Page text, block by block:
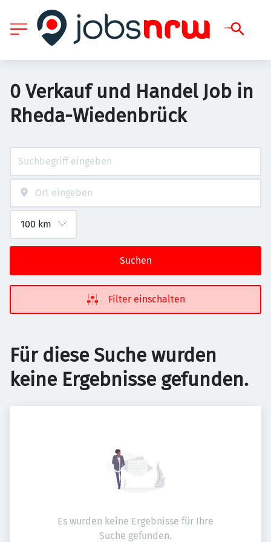
0 Verkauf und Handel Job in
Rheda-Wiedenbrück
Suchen
Filter einschalten
Für diese Suche wurden
keine Ergebnisse gefunden.
Es wurden keine Ergebnisse für Ihre
Suche gefunden.